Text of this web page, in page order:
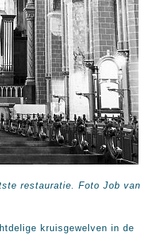
restauratie. Foto Job van
kruisgewelven in de